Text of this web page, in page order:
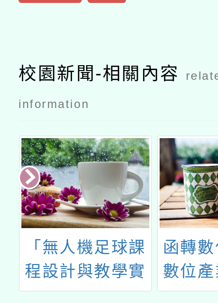
校園新聞-相關內容
information
「無人機足球課
程設計與教學實
務教師增能研
函轉
數位
動行